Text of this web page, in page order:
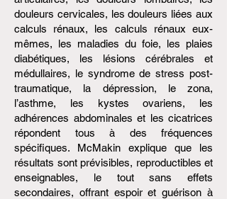
douleurs cervicales, les douleurs liées aux
calculs rénaux, les calculs rénaux eux-
mêmes, les maladies du foie, les plaies
diabétiques, les lésions cérébrales et
médullaires, le syndrome de stress post-
traumatique, la dépression, le zona,
l’asthme, les kystes ovariens, les
adhérences abdominales et les cicatrices
répondent tous à des fréquences
spécifiques. McMakin explique que les
résultats sont prévisibles, reproductibles et
enseignables, le tout sans effets
secondaires, offrant espoir et guérison à